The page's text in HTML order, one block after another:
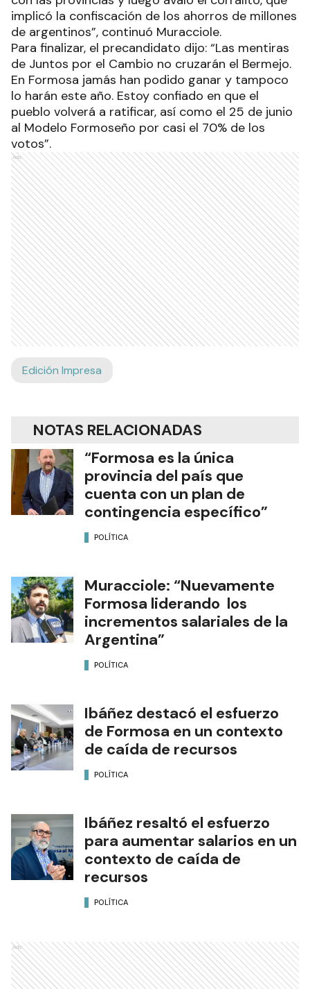
implicó la confiscación de los ahorros de millones
de argentinos”, continuó Muracciole.
Para finalizar, el precandidato dijo: “Las mentiras
de Juntos por el Cambio no cruzarán el Bermejo.
En Formosa jamás han podido ganar y tampoco
lo harán este año. Estoy confiado en que el
pueblo volverá a ratificar, así como el 25 de junio
al Modelo Formoseño por casi el 70% de los
votos”.
Ads
Edición Impresa
NOTAS RELACIONADAS
“Formosa es la única
provincia del país que
cuenta con un plan de
contingencia específico”
POLÍTICA
Muracciole: “Nuevamente
Formosa liderando los
incrementos salariales de la
Argentina”
POLÍTICA
Ibáñez destacó el esfuerzo
de Formosa en un contexto
de caída de recursos
POLÍTICA
Ibáñez resaltó el esfuerzo
para aumentar salarios en un
contexto de caída de
recursos
POLÍTICA
Ads